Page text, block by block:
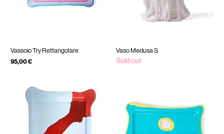
Vassoio Try Rettangolare
Prezzo
95,00 €
Vaso Medusa S
Sold out